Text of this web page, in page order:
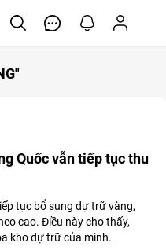
Quốc vẫn tiếp tục thu
tục bổ sung dự trữ vàng,
cao. Điều này cho thấy,
kho dự trữ của mình.